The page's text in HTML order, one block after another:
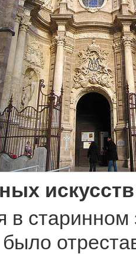
искусств
в старинном